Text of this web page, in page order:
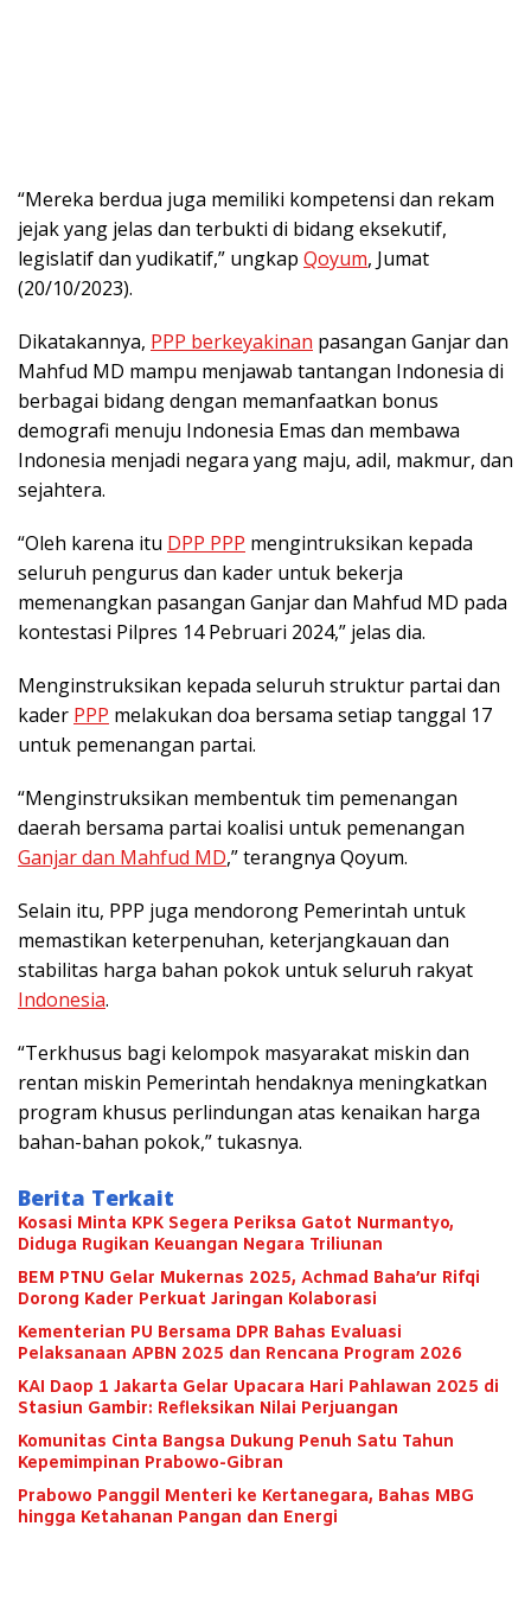
“Mereka berdua juga memiliki kompetensi dan rekam
jejak yang jelas dan terbukti di bidang eksekutif,
legislatif dan yudikatif,” ungkap Qoyum, Jumat
(20/10/2023).
Dikatakannya, PPP berkeyakinan pasangan Ganjar dan
Mahfud MD mampu menjawab tantangan Indonesia di
berbagai bidang dengan memanfaatkan bonus
demografi menuju Indonesia Emas dan membawa
Indonesia menjadi negara yang maju, adil, makmur, dan
sejahtera.
“Oleh karena itu DPP PPP mengintruksikan kepada
seluruh pengurus dan kader untuk bekerja
memenangkan pasangan Ganjar dan Mahfud MD pada
kontestasi Pilpres 14 Pebruari 2024,” jelas dia.
Menginstruksikan kepada seluruh struktur partai dan
kader PPP melakukan doa bersama setiap tanggal 17
untuk pemenangan partai.
“Menginstruksikan membentuk tim pemenangan
daerah bersama partai koalisi untuk pemenangan
Ganjar dan Mahfud MD,” terangnya Qoyum.
Selain itu, PPP juga mendorong Pemerintah untuk
memastikan keterpenuhan, keterjangkauan dan
stabilitas harga bahan pokok untuk seluruh rakyat
Indonesia.
“Terkhusus bagi kelompok masyarakat miskin dan
rentan miskin Pemerintah hendaknya meningkatkan
program khusus perlindungan atas kenaikan harga
bahan-bahan pokok,” tukasnya.
Berita Terkait
Kosasi Minta KPK Segera Periksa Gatot Nurmantyo,
Diduga Rugikan Keuangan Negara Triliunan
BEM PTNU Gelar Mukernas 2025, Achmad Baha’ur Rifqi
Dorong Kader Perkuat Jaringan Kolaborasi
Kementerian PU Bersama DPR Bahas Evaluasi
Pelaksanaan APBN 2025 dan Rencana Program 2026
KAI Daop 1 Jakarta Gelar Upacara Hari Pahlawan 2025 di
Stasiun Gambir: Refleksikan Nilai Perjuangan
Komunitas Cinta Bangsa Dukung Penuh Satu Tahun
Kepemimpinan Prabowo-Gibran
Prabowo Panggil Menteri ke Kertanegara, Bahas MBG
hingga Ketahanan Pangan dan Energi